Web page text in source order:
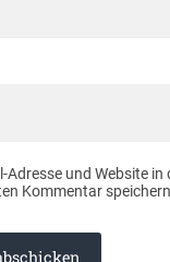
Adresse und Website
Kommentar